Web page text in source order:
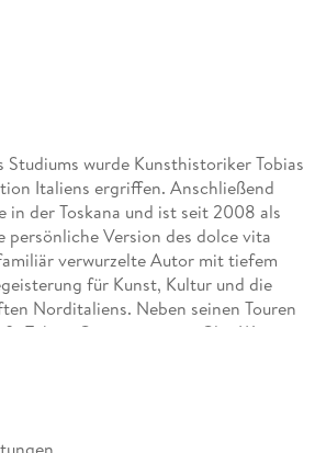
Studiums wurde Kunsthistoriker Tobias
Italiens ergriffen. Anschließend
in der Toskana und ist seit 2008 als
persönliche Version des dolce vita
verwurzelte Autor mit tiefem
für Kunst, Kultur und die
Norditaliens. Neben seinen Touren
Tobias Garst gerne ein Glas Wein -